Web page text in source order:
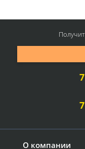
О компании